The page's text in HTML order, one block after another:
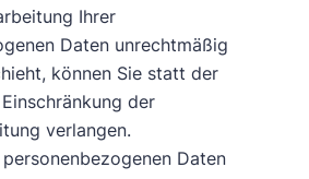
Ihrer
Daten unrechtmäßig
können Sie statt der
der
verlangen.
Daten